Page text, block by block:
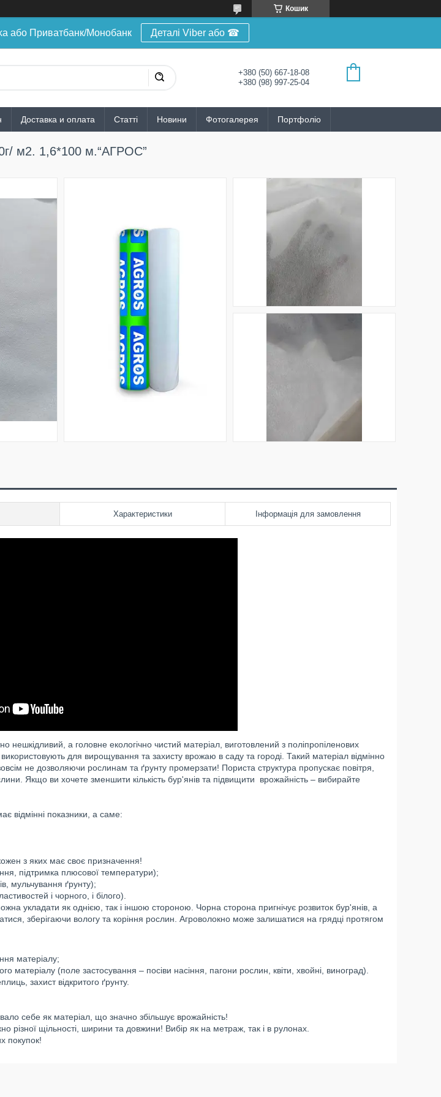
Кошик
або Приватбанк/Монобанк Деталі Viber або ☎
+380 (50) 667-18-08
+380 (98) 997-25-04
Доставка и оплата Статті Новини Фотогалерея Портфоліо
м2. 1,6*100 м.“AГРОС”
Характеристики Інформація для замовлення
нешкідливий, а головне екологічно чистий матеріал, виготовлений з поліпропіленових
для вирощування та захисту врожаю в саду та городі. Такий матеріал відмінно
не дозволяючи рослинам та ґрунту промерзати! Пориста структура пропускає повітря,
Якщо ви хочете зменшити кількість бур'янів та підвищити врожайність – вибирайте
відмінні показники, а саме:
з яких має своє призначення!
підтримка плюсової температури);
мульчування ґрунту);
і чорного, і білого).
укладати як однією, так і іншою стороною. Чорна сторона пригнічує розвиток бур'янів, а
зберігаючи вологу та коріння рослин. Агроволокно може залишатися на грядці протягом
матеріалу;
матеріалу (поле застосування – посіви насіння, пагони рослин, квіти, хвойні, виноград).
захист відкритого ґрунту.
себе як матеріал, що значно збільшує врожайність!
різної щільності, ширини та довжини! Вибір як на метраж, так і в рулонах.
покупок!